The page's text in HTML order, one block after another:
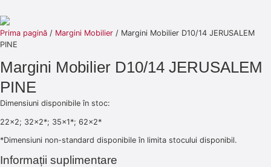
Prima pagină / Margini Mobilier / Margini Mobilier D10/14 JERUSALEM
PINE
Margini Mobilier D10/14 JERUSALEM
PINE
Dimensiuni disponibile în stoc:
22×2; 32×2*; 35×1*; 62×2*
*Dimensiuni non-standard disponibile în limita stocului disponibil.
Informații suplimentare